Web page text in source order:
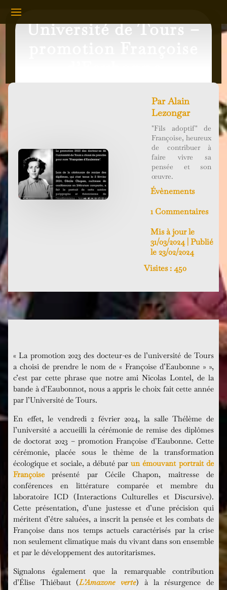
Université de Tours –
ParAlain
Lezongar
"Fils adoptif" de
Françoise, heureux
de contribuer à
faire vivre sa
pensée et son
œuvre.
Évènements
1 Commentaires
Mis à jour le
31/03/2024 | Publié
le 23/02/2024
Visites : 450
« La promotion 2023 des docteur-es de l’université de Tours
a choisi de prendre le nom de « Françoise d’Eaubonne » »,
c’est par cette phrase que notre ami Nicolas Lontel, de la
bande à d’Eaubonnot, nous a appris le choix fait cette année
par l’Université de Tours.
En effet, le vendredi 2 février 2024, la salle Thélème de
l’université a accueilli la cérémonie de remise des diplômes
de doctorat 2023 – promotion Françoise d’Eaubonne. Cette
cérémonie, placée sous le thème de la transformation
écologique et sociale, a débuté parun émouvant portrait de
Françoise présenté par Cécile Chapon, maîtresse de
conférences en littérature comparée et membre du
laboratoire ICD (Interactions Culturelles et Discursive).
Cette présentation, d’une justesse et d’une précision qui
méritent d’être saluées, a inscrit la pensée et les combats de
Françoise dans nos temps actuels caractérisés par la crise
non seulement climatique mais du vivant dans son ensemble
et par le développement des autoritarismes.
Signalons également que la remarquable contribution
d’Élise Thiébaut (L’Amazone verte) à la résurgence de